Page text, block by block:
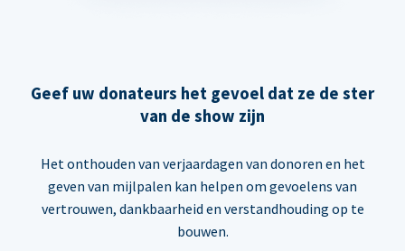
Geef uw donateurs het gevoel dat ze de ster
van de show zijn
Het onthouden van verjaardagen van donoren en het
geven van mijlpalen kan helpen om gevoelens van
vertrouwen, dankbaarheid en verstandhouding op te
bouwen.